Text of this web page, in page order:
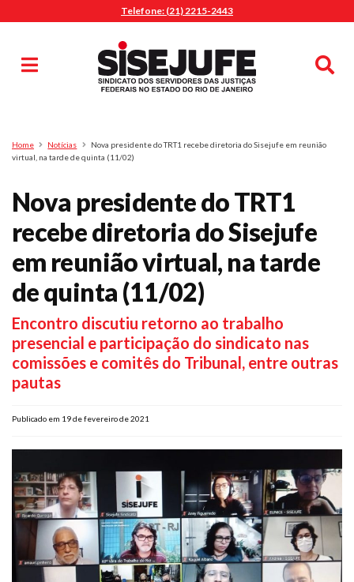
Telefone: (21) 2215-2443
Pesquisa
Home Notícias
Nova presidente do TRT1 recebe diretoria do Sisejufe em reunião
virtual, na tarde de quinta (11/02)
Nova presidente do TRT1
recebe diretoria do Sisejufe
em reunião virtual, na tarde
de quinta (11/02)
Encontro discutiu retorno ao trabalho
presencial e participação do sindicato nas
comissões e comitês do Tribunal, entre outras
pautas
Publicado em 19 de fevereiro de 2021
MENU
Sindicalize-se
Jurídico
O Sindicato
Agenda
Casa do Alto
Sede Campestre
Nossos Convênios
Gympass Wellhub
Seguro Auto
Plano de Saúde
Assistência Funeral
Pós-graduação